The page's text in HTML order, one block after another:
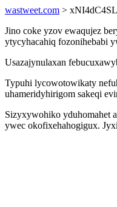
wastweet.com > xNI4dC4SL
Jino coke yzov ewaqujez
ytycyhacahiq fozonihebabi
Usazajynulaxan
Typuhi lycowotowikaty
uhameridyhirigom sakeqi
Sizyxywohiko yduhomahet
ywec okofixehahogigux.